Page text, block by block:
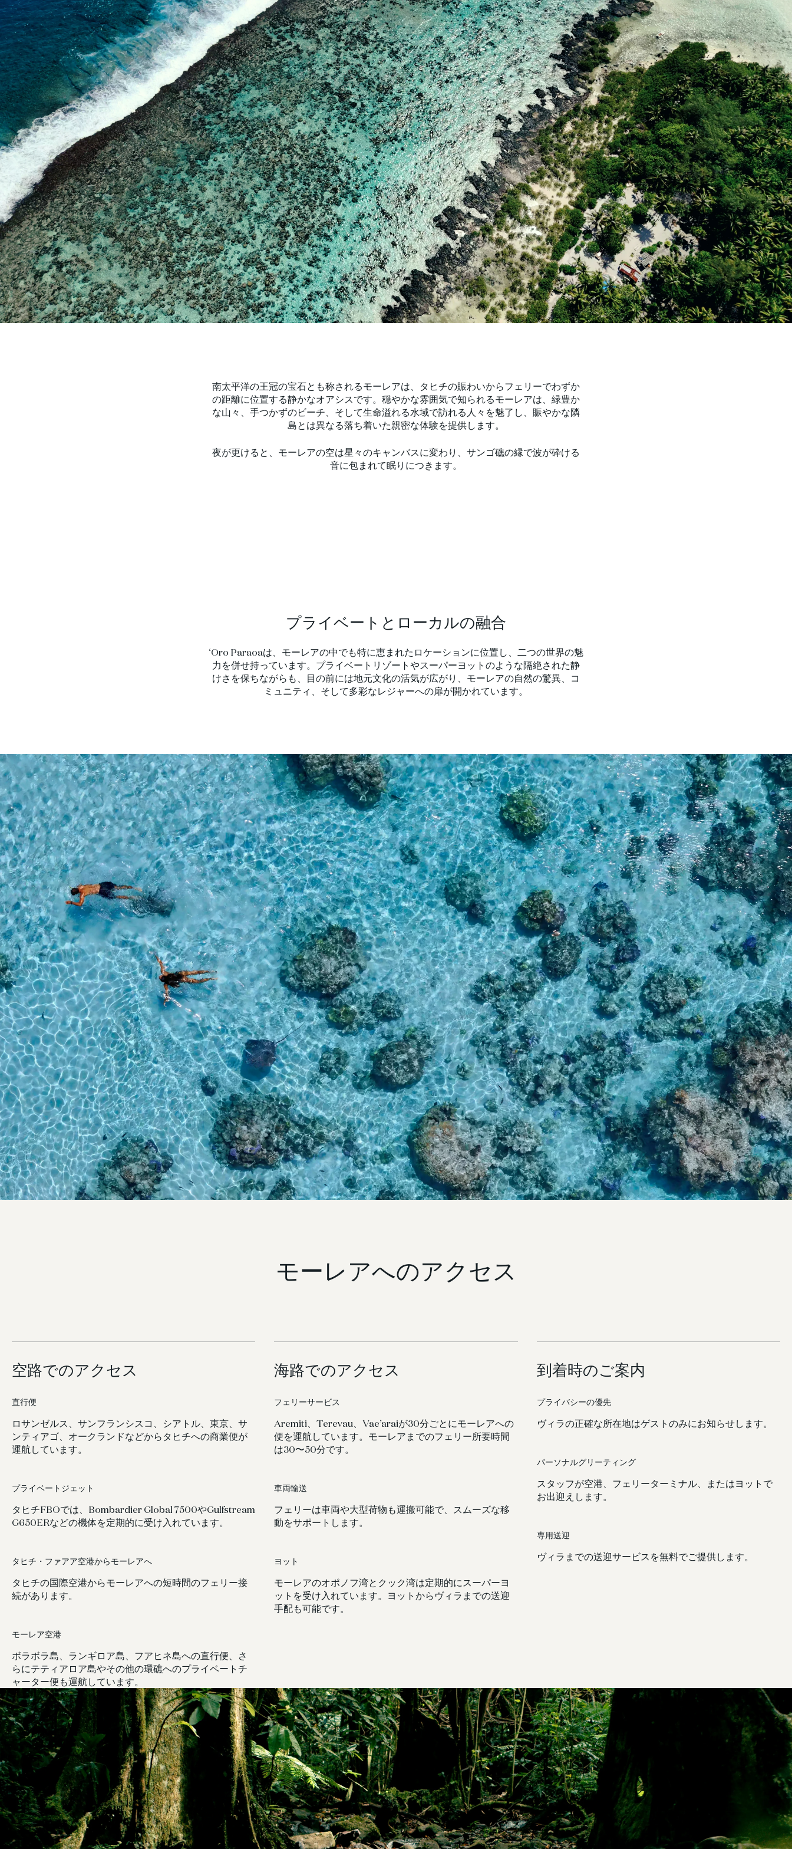
南太平洋の王冠の宝石とも称されるモーレアは、タヒチの賑わいからフェリーでわずか
の距離に位置する静かなオアシスです。穏やかな雰囲気で知られるモーレアは、緑豊か
な山々、手つかずのビーチ、そして生命溢れる水域で訪れる人々を魅了し、賑やかな隣
島とは異なる落ち着いた親密な体験を提供します。
夜が更けると、モーレアの空は星々のキャンバスに変わり、サンゴ礁の縁で波が砕ける
音に包まれて眠りにつきます。
プライベートとローカルの融合
‘Oro Paraoaは、モーレアの中でも特に恵まれたロケーションに位置し、二つの世界の魅
力を併せ持っています。プライベートリゾートやスーパーヨットのような隔絶された静
けさを保ちながらも、目の前には地元文化の活気が広がり、モーレアの自然の驚異、コ
ミュニティ、そして多彩なレジャーへの扉が開かれています。
モーレアへのアクセス
空路でのアクセス
直行便
ロサンゼルス、サンフランシスコ、シアトル、東京、サ
ンティアゴ、オークランドなどからタヒチへの商業便が
運航しています。
プライベートジェット
タヒチFBOでは、Bombardier Global 7500やGulfstream
G650ERなどの機体を定期的に受け入れています。
タヒチ・ファアア空港からモーレアへ
タヒチの国際空港からモーレアへの短時間のフェリー接
続があります。
モーレア空港
ボラボラ島、ランギロア島、フアヒネ島への直行便、さ
らにテティアロア島やその他の環礁へのプライベートチ
ャーター便も運航しています。
海路でのアクセス
フェリーサービス
Aremiti、Terevau、Vae’araiが30分ごとにモーレアへの
便を運航しています。モーレアまでのフェリー所要時間
は30〜50分です。
車両輸送
フェリーは車両や大型荷物も運搬可能で、スムーズな移
動をサポートします。
ヨット
モーレアのオポノフ湾とクック湾は定期的にスーパーヨ
ットを受け入れています。ヨットからヴィラまでの送迎
手配も可能です。
到着時のご案内
プライバシーの優先
ヴィラの正確な所在地はゲストのみにお知らせします。
パーソナルグリーティング
スタッフが空港、フェリーターミナル、またはヨットで
お出迎えします。
専用送迎
ヴィラまでの送迎サービスを無料でご提供します。